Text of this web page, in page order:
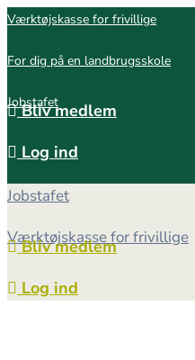
Værktøjskasse for frivillige
For dig på en landbrugsskole
Jobstafet
Bliv medlem
Log ind
Jobstafet
Værktøjskasse for frivillige
Bliv medlem
Log ind